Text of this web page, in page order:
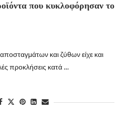
που κυκλοφόρησαν το
και ζύθων είχε και
προκλήσεις κατά …